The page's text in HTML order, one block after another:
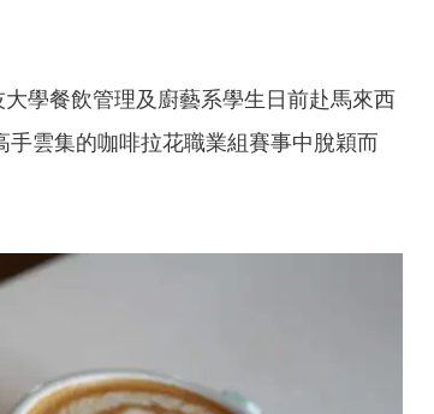
學餐飲管理及廚藝系學生日前赴馬來西
雲集的咖啡拉花職業組賽事中脫穎而